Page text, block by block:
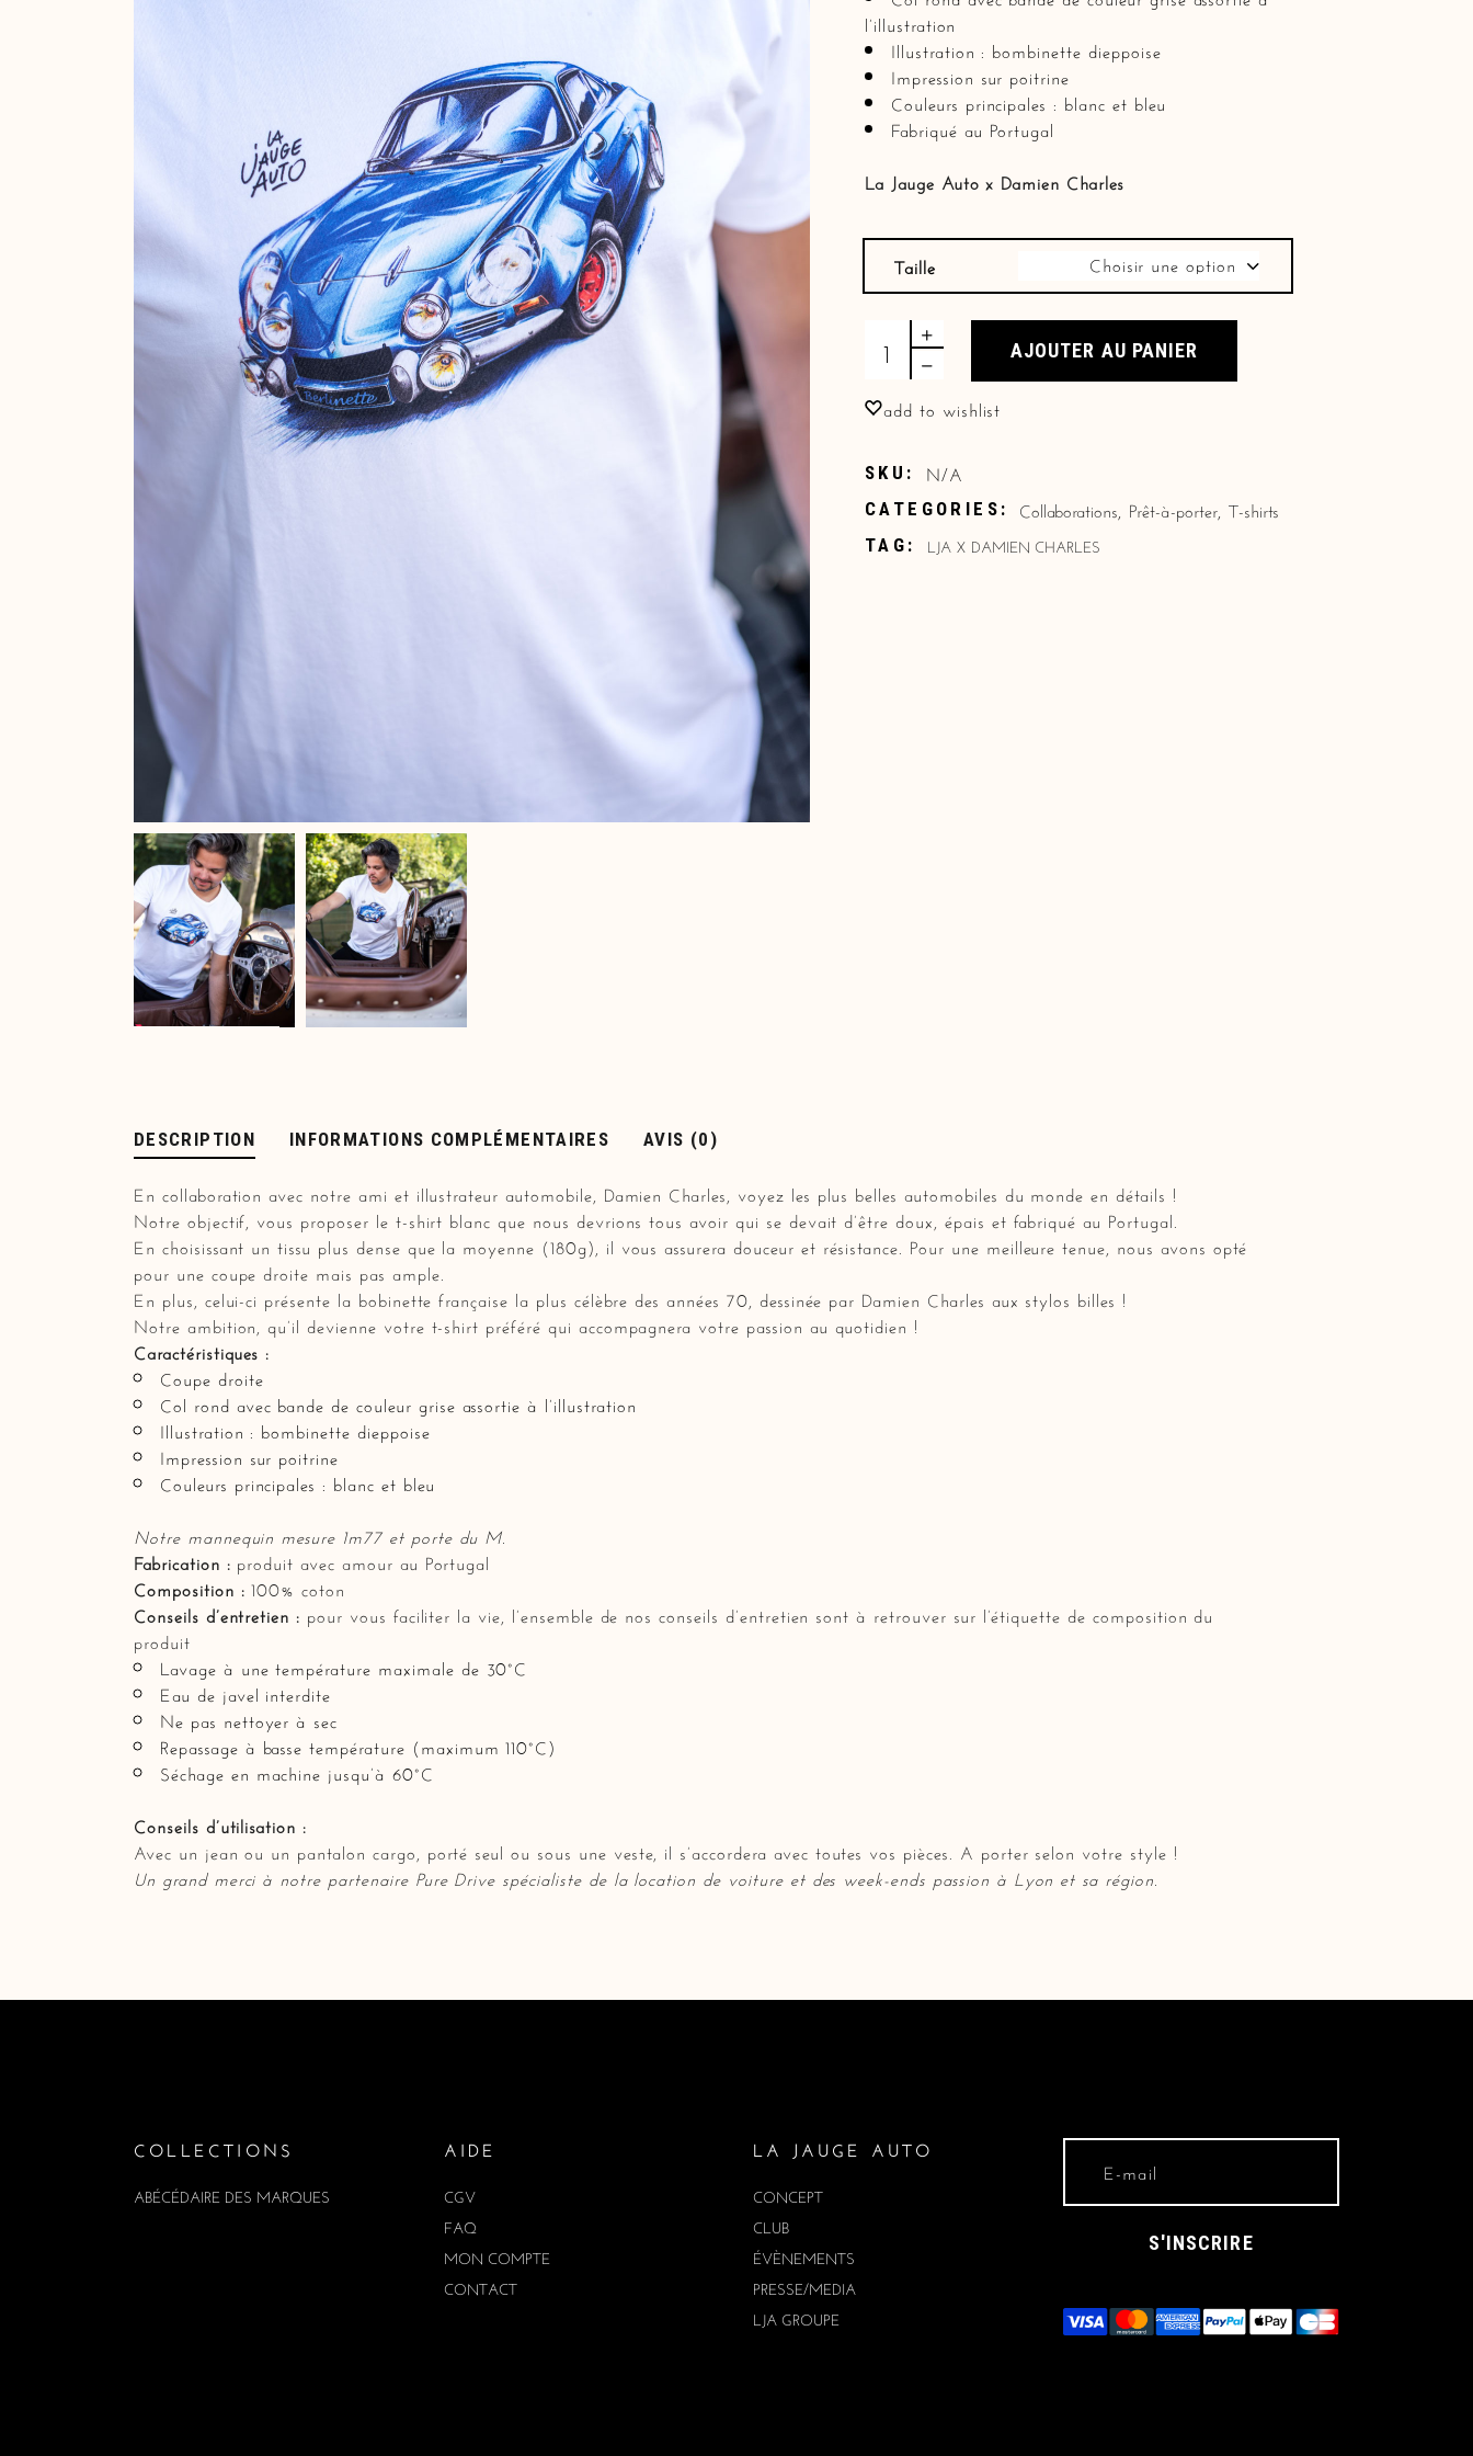
l’illustration
Illustration : bombinette dieppoise
Impression sur poitrine
Couleurs principales : blanc et bleu
Fabriqué au Portugal
La Jauge Auto x Damien Charles
Taille Choisir une option
T-shirt "Berlinette" quantity
AJOUTER AU PANIER
add to wishlist
SKU: N/A
CATEGORIES: Collaborations Prêt-à-porter ,T-shirts
TAG: LJA X DAMIEN CHARLES
DESCRIPTION INFORMATIONS COMPLÉMENTAIRES AVIS (0)
En collaboration avec notre ami et illustrateur automobile, Damien Charles, voyez les plus belles automobiles du monde en détails !
Notre objectif, vous proposer le t-shirt blanc que nous devrions tous avoir qui se devait d’être doux, épais et fabriqué au Portugal.
En choisissant un tissu plus dense que la moyenne (180g), il vous assurera douceur et résistance. Pour une meilleure tenue, nous avons opté
pour une coupe droite mais pas ample.
En plus, celui-ci présente la bobinette française la plus célèbre des années 70, dessinée par Damien Charles aux stylos billes !
Notre ambition, qu’il devienne votre t-shirt préféré qui accompagnera votre passion au quotidien !
Caractéristiques :
Coupe droite
Col rond avec bande de couleur grise assortie à l’illustration
Illustration : bombinette dieppoise
Impression sur poitrine
Couleurs principales : blanc et bleu
Notre mannequin mesure 1m77 et porte du M.
Fabrication : produit avec amour au Portugal
Composition :100% coton
Conseils d’entretien : pour vous faciliter la vie, l’ensemble de nos conseils d’entretien sont à retrouver sur l’étiquette de composition du
produit
Lavage à une température maximale de 30°C
Eau de javel interdite
Ne pas nettoyer à sec
Repassage à basse température (maximum 110°C)
Séchage en machine jusqu’à 60°C
Conseils d’utilisation :
Avec un jean ou un pantalon cargo, porté seul ou sous une veste, il s’accordera avec toutes vos pièces. A porter selon votre style !
Un grand merci à notre partenaire Pure Drive spécialiste de la location de voiture et des week-ends passion à Lyon et sa région.
COLLECTIONS
ABÉCÉDAIRE DES MARQUES
AIDE
CGV
FAQ
MON COMPTE
CONTACT
LA JAUGE AUTO
CONCEPT
CLUB
ÉVÈNEMENTS
PRESSE/MEDIA
LJA GROUPE
S'INSCRIRE